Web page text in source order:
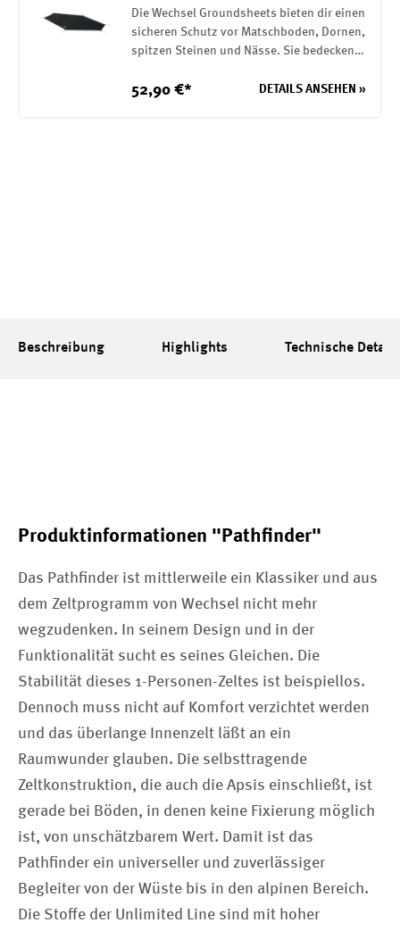
Die Wechsel Groundsheets bieten dir einen
sicheren Schutz vor Matschboden, Dornen,
spitzen Steinen und Nässe. Sie bedecken
werden mit Gummischlaufen am Zelt
52,90 €* DETAILS ANSEHEN »
Beschreibung Highlights Technische Details
Produktinformationen "Pathfinder"
Das Pathfinder ist mittlerweile ein Klassiker und aus
dem Zeltprogramm von Wechsel nicht mehr
wegzudenken. In seinem Design und in der
Funktionalität sucht es seines Gleichen. Die
Stabilität dieses 1-Personen-Zeltes ist beispiellos.
Dennoch muss nicht auf Komfort verzichtet werden
und das überlange Innenzelt läßt an ein
Raumwunder glauben. Die selbsttragende
Zeltkonstruktion, die auch die Apsis einschließt, ist
gerade bei Böden, in denen keine Fixierung möglich
ist, von unschätzbarem Wert. Damit ist das
Pathfinder ein universeller und zuverlässiger
Begleiter von der Wüste bis in den alpinen Bereich.
Die Stoffe der Unlimited Line sind mit hoher